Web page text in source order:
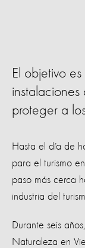
El objetivo
proteger a
Hasta el día de
para el turismo
paso más cerca
industria del
Durante seis
Naturaleza en